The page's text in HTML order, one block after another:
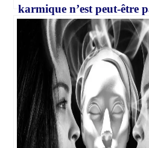
karmique n’est peut-être
terminé…